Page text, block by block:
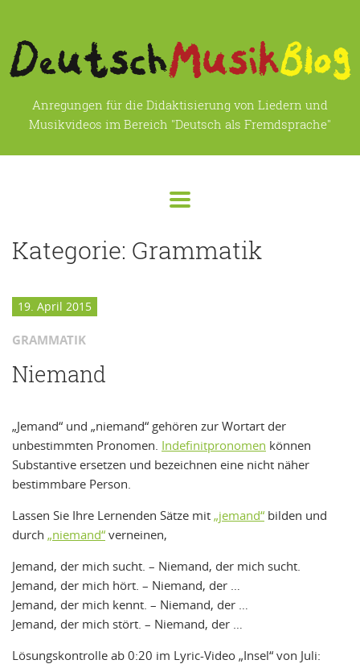
Anregungen für die Didaktisierung von Liedern und
Musikvideos im Bereich "Deutsch als Fremdsprache"
Kategorie: Grammatik
19. April 2015
GRAMMATIK
Niemand
„Jemand“ und „niemand“ gehören zur Wortart der
unbestimmten Pronomen. Indefinitpronomen können
Substantive ersetzen und bezeichnen eine nicht näher
bestimmbare Person.
Lassen Sie Ihre Lernenden Sätze mit „jemand“ bilden und
durch „niemand“ verneinen,
Jemand, der mich sucht. – Niemand, der mich sucht.
Jemand, der mich hört. – Niemand, der …
Jemand, der mich kennt. – Niemand, der …
Jemand, der mich stört. – Niemand, der …
Lösungskontrolle ab 0:20 im Lyric-Video „Insel“ von Juli: